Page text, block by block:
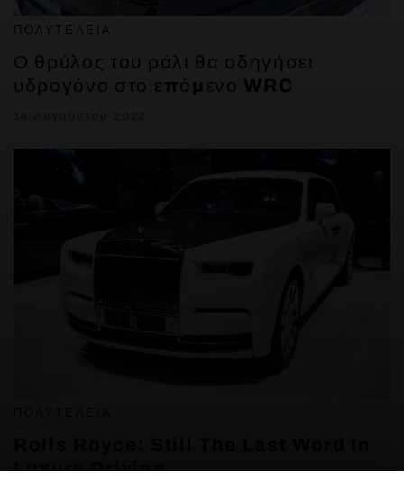
ΠΟΛΥΤΈΛΕΙΑ
Ο θρύλος του ράλι θα οδηγήσει
υδρογόνο στο επόμενο WRC
Luxury Driving